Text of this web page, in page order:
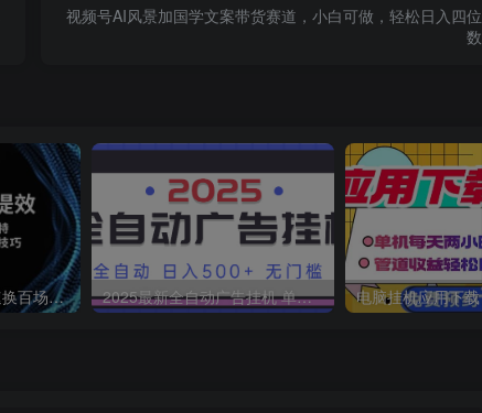
视频号AI风景加国学文案带货赛道，小白可做，轻松日入四位
数
AI快速作图提效，快速换百场景模特，掌握文生图图生图技巧，提升作图效率 2025最新全自动广告挂机 单机500+实操分享 小白可无脑操作